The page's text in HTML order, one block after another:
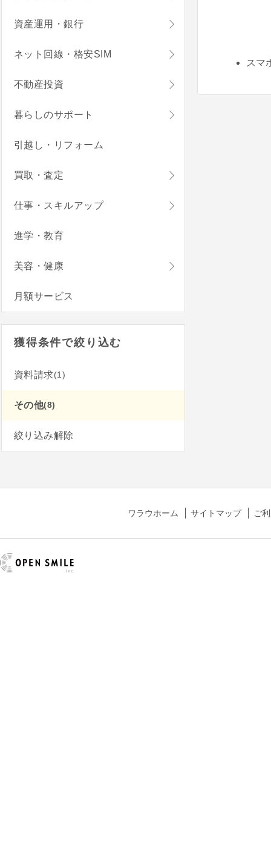
スマ
資産運用・銀行
ネット回線・格安SIM
不動産投資
暮らしのサポート
引越し・リフォーム
買取・査定
仕事・スキルアップ
進学・教育
美容・健康
月額サービス
獲得条件で絞り込む
資料請求(1)
その他(8)
絞り込み解除
ワラウホーム サイトマップ ご